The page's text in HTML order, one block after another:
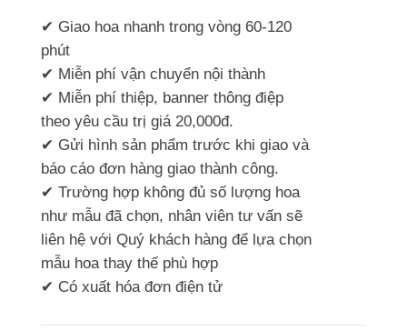
✔ Giao hoa nhanh trong vòng 60-120
phút
✔ Miễn phí vận chuyển nội thành
✔ Miễn phí thiệp, banner thông điệp
theo yêu cầu trị giá 20,000đ.
✔ Gửi hình sản phẩm trước khi giao và
báo cáo đơn hàng giao thành công.
✔ Trường hợp không đủ số lượng hoa
như mẫu đã chọn, nhân viên tư vấn sẽ
liên hệ với Quý khách hàng để lựa chọn
mẫu hoa thay thế phù hợp
✔ Có xuất hóa đơn điện tử